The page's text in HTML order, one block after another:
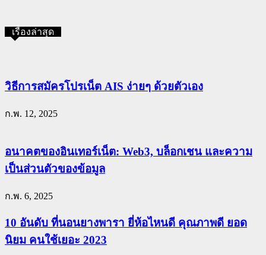
เรื่องล่าสุด
วิธีการสมัครโปรเน็ต AIS ง่ายๆ ด้วยตัวเอง
ก.พ. 12, 2025
อนาคตของอินเทอร์เน็ต: Web3, บล็อกเชน และความ
เป็นส่วนตัวของข้อมูล
ก.พ. 6, 2025
10 อันดับ ที่นอนยางพารา ยี่ห้อไหนดี คุณภาพดี ยอด
นิยม คนใช้เยอะ 2023